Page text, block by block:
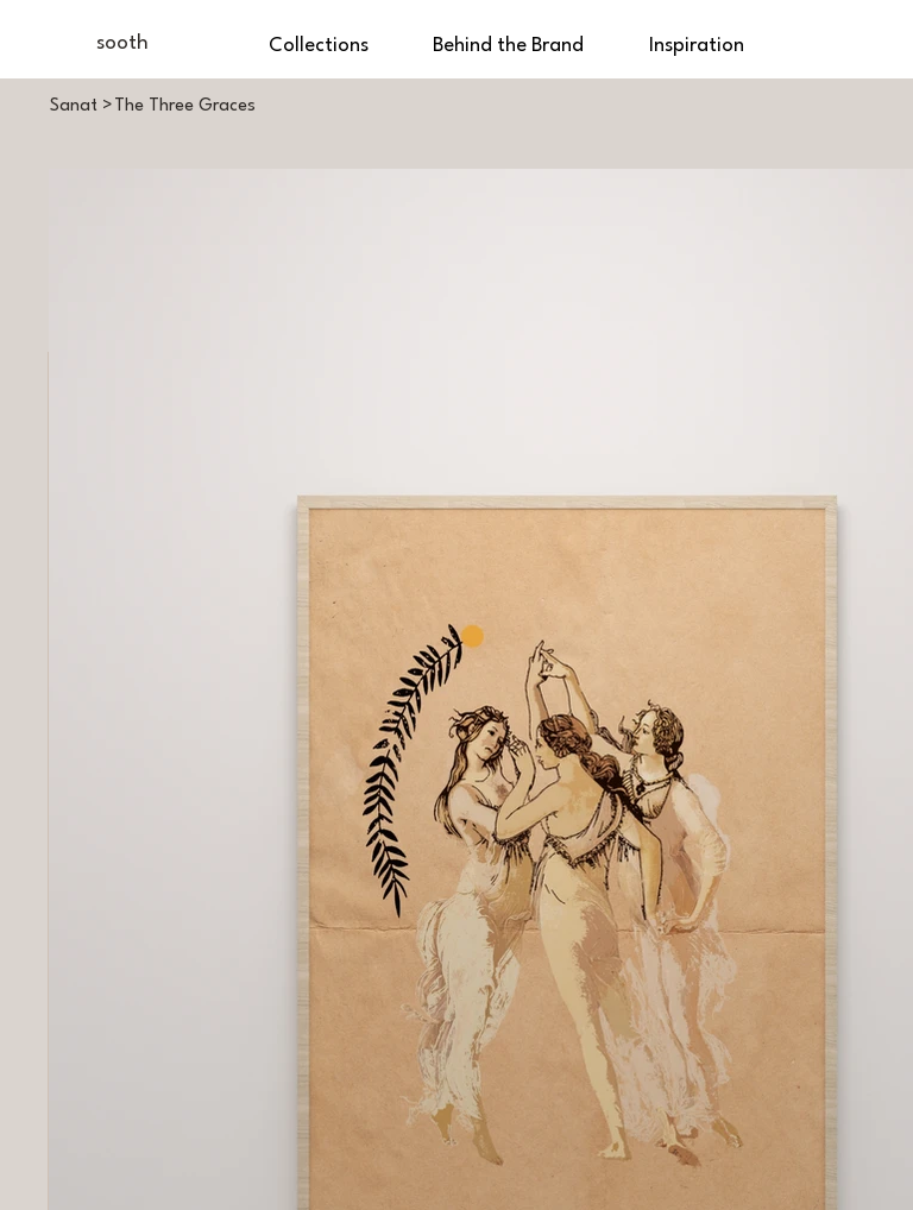
Collections Behind the Brand Inspiration
sooth
Sanat > The Three Graces